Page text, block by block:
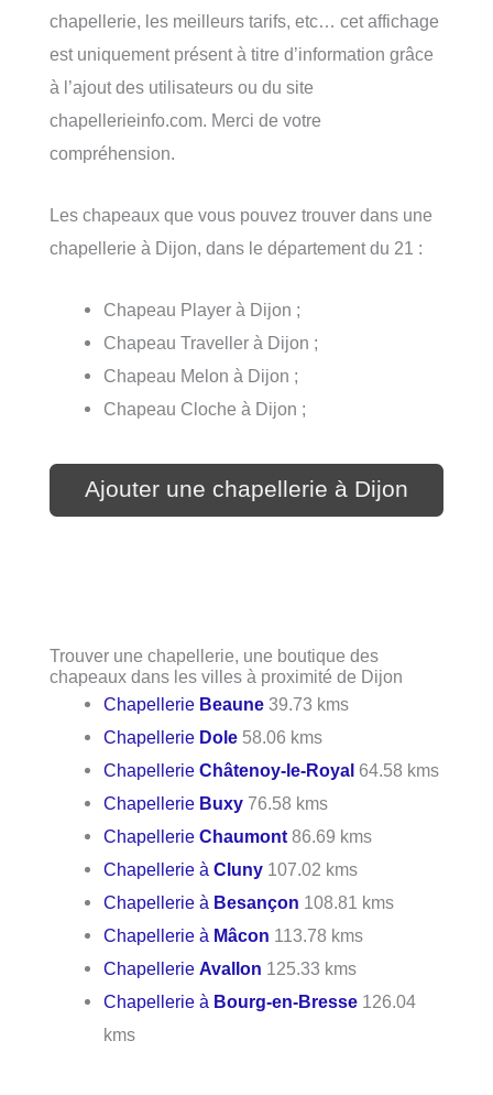
chapellerie, les meilleurs tarifs, etc… cet affichage
est uniquement présent à titre d’information grâce
à l’ajout des utilisateurs ou du site
chapellerieinfo.com. Merci de votre
compréhension.
Les chapeaux que vous pouvez trouver dans une
chapellerie à Dijon, dans le département du 21 :
Chapeau Player à Dijon ;
Chapeau Traveller à Dijon ;
Chapeau Melon à Dijon ;
Chapeau Cloche à Dijon ;
Ajouter une chapellerie à Dijon
Trouver une chapellerie, une boutique des
chapeaux dans les villes à proximité de Dijon
Chapellerie Beaune 39.73 kms
Chapellerie Dole 58.06 kms
ChapellerieChâtenoy-le-Royal 64.58 kms
Chapellerie Buxy 76.58 kms
ChapellerieChaumont 86.69 kms
Chapellerie àCluny 107.02 kms
Chapellerie à Besançon 108.81 kms
Chapellerie à Mâcon 113.78 kms
ChapellerieAvallon 125.33 kms
Chapellerie à Bourg-en-Bresse 126.04
kms